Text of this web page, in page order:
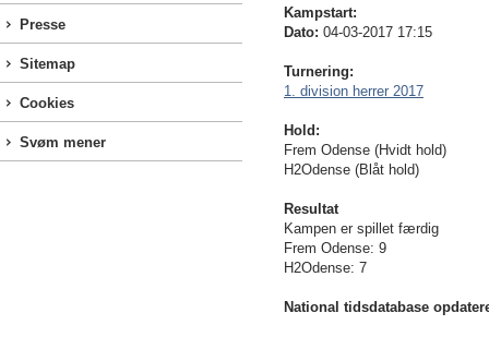
Presse
Sitemap
Cookies
Svøm mener
Kampstart:
Dato: 04-03-2017 17:15
Turnering:
1. division herrer 2017
Hold:
Frem Odense (Hvidt hold)
H2Odense (Blåt hold)
Resultat
Kampen er spillet færdig
Frem Odense: 9
H2Odense: 7
National tidsdatabase